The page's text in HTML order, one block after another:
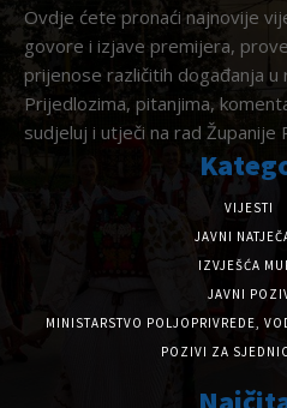
Ovdje ćete pronaći najnovije
govore i izjave premijera,
prijenose različitih događanja u
Prijedlozima, pitanjima,
sudjeluj i utječi na rad Županije
VIJESTI
JAVNI
IZVJEŠĆA
JAVNI
MINISTARSTVO POLJOPRIVREDE,
POZIVI ZA